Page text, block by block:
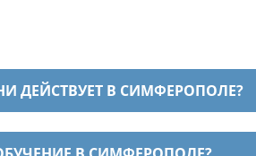
ДЕЙСТВУЕТ В СИМФЕРОПОЛЕ?